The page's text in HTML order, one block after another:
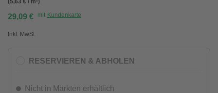
(5,63 € / m²)
29,09 € mit Kundenkarte
Inkl. MwSt.
RESERVIEREN & ABHOLEN
Nicht in Märkten erhältlich